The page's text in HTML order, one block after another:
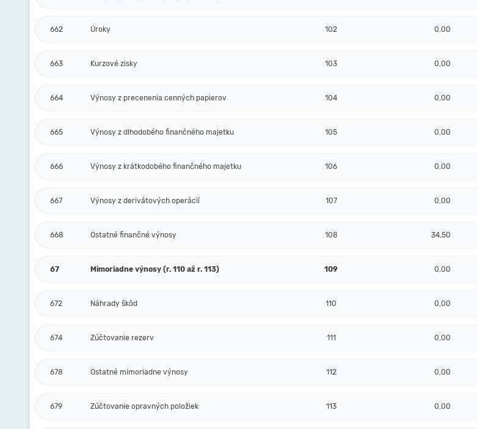
662 Úroky 102 0,00
663 Kurzové zisky 103 0,00
664 Výnosy z precenenia cenných papierov 104 0,00
665 Výnosy z dlhodobého finančného majetku 105 0,00
666 Výnosy z krátkodobého finančného majetku 106 0,00
667 Výnosy z derivátových operácií 107 0,00
668 Ostatné finančné výnosy 108 34,50
67 Mimoriadne výnosy (r. 110 až r. 113) 109 0,00
672 Náhrady škôd 110 0,00
674 Zúčtovanie rezerv 111 0,00
678 Ostatné mimoriadne výnosy 112 0,00
679 Zúčtovanie opravných položiek 113 0,00